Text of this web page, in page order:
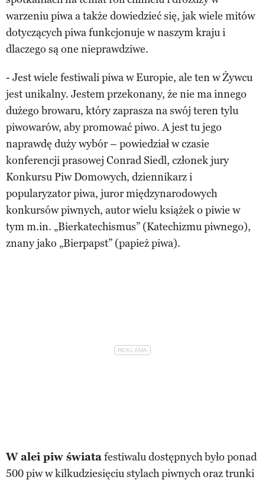
warzeniu piwa a także dowiedzieć się, jak wiele mitów
dotyczących piwa funkcjonuje w naszym kraju i
dlaczego są one nieprawdziwe.
- Jest wiele festiwali piwa w Europie, ale ten w Żywcu
jest unikalny. Jestem przekonany, że nie ma innego
dużego browaru, który zaprasza na swój teren tylu
piwowarów, aby promować piwo. A jest tu jego
naprawdę duży wybór – powiedział w czasie
konferencji prasowej Conrad Siedl, członek jury
Konkursu Piw Domowych, dziennikarz i
popularyzator piwa, juror międzynarodowych
konkursów piwnych, autor wielu książek o piwie w
tym m.in. „Bierkatechismus” (Katechizmu piwnego),
znany jako „Bierpapst” (papież piwa).
W alei piw światafestiwalu dostępnych było ponad
500 piw w kilkudziesięciu stylach piwnych oraz trunki